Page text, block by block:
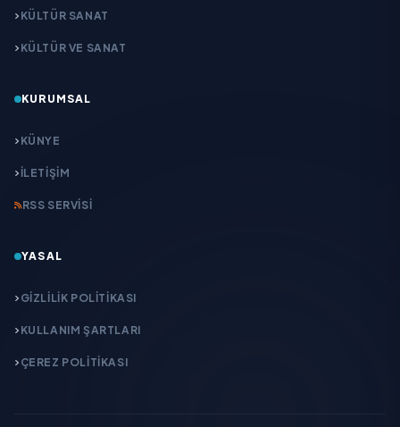
KÜLTÜR SANAT
KÜLTÜR VE SANAT
KURUMSAL
KÜNYE
İLETIŞIM
RSS SERVISI
YASAL
GIZLILIK POLITIKASI
KULLANIM ŞARTLARI
ÇEREZ POLITIKASI